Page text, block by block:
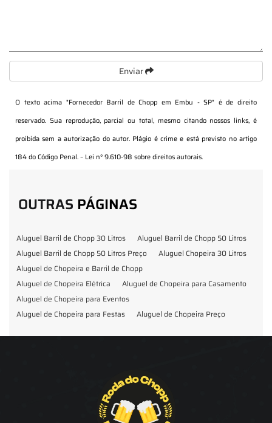
Enviar
O texto acima "Fornecedor Barril de Chopp em Embu - SP" é de direito
reservado. Sua reprodução, parcial ou total, mesmo citando nossos links, é
proibida sem a autorização do autor. Plágio é crime e está previsto no artigo
184 do Código Penal. – Lei n° 9.610-98 sobre direitos autorais.
OUTRAS PÁGINAS
Aluguel Barril de Chopp 30 Litros
Aluguel Barril de Chopp 50 Litros
Aluguel Barril de Chopp 50 Litros Preço
Aluguel Chopeira 30 Litros
Aluguel de Chopeira e Barril de Chopp
Aluguel de Chopeira Elétrica
Aluguel de Chopeira para Casamento
Aluguel de Chopeira para Eventos
Aluguel de Chopeira para Festas
Aluguel de Chopeira Preço
Chopp Festas e Eventos
Chopp Pilsen
Fornecedor Barril de Chopp
Fornecedor de Barril de Chopp
Chopeira